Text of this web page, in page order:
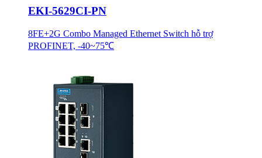
EKI-5629CI-PN
8FE+2G Combo Managed Ethernet Switch hỗ trợ
PROFINET, -40~75℃